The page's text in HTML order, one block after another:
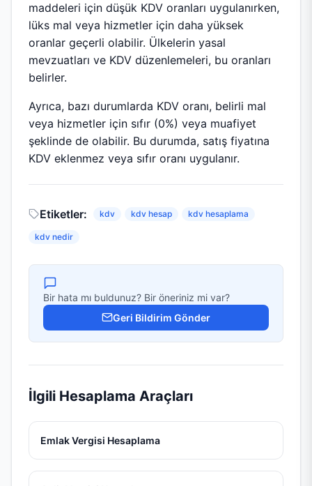
maddeleri için düşük KDV oranları uygulanırken,
lüks mal veya hizmetler için daha yüksek
oranlar geçerli olabilir. Ülkelerin yasal
mevzuatları ve KDV düzenlemeleri, bu oranları
belirler.
Ayrıca, bazı durumlarda KDV oranı, belirli mal
veya hizmetler için sıfır (0%) veya muafiyet
şeklinde de olabilir. Bu durumda, satış fiyatına
KDV eklenmez veya sıfır oranı uygulanır.
Etiketler: kdv kdv hesap kdv hesaplama
kdv nedir
Bir hata mı buldunuz? Bir öneriniz mi var?
Geri Bildirim Gönder
İlgili Hesaplama Araçları
Emlak Vergisi Hesaplama